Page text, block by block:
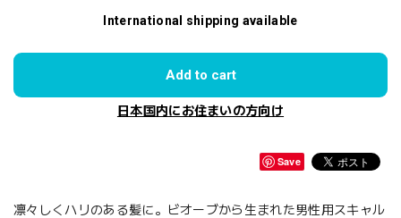
International shipping available
Add to cart
日本国内にお住まいの方向け
Save
凛々しくハリのある髪に。ビオーブから生まれた男性用スキャル